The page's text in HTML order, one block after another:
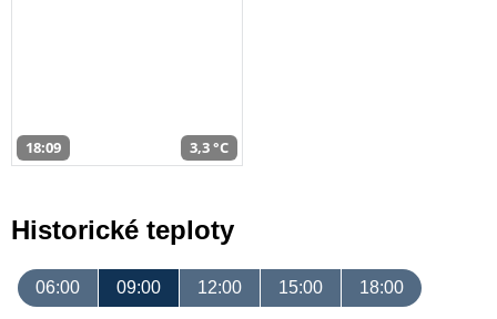
18:09 3,3 °C
Historické teploty
06:00 09:00 12:00 15:00 18:00